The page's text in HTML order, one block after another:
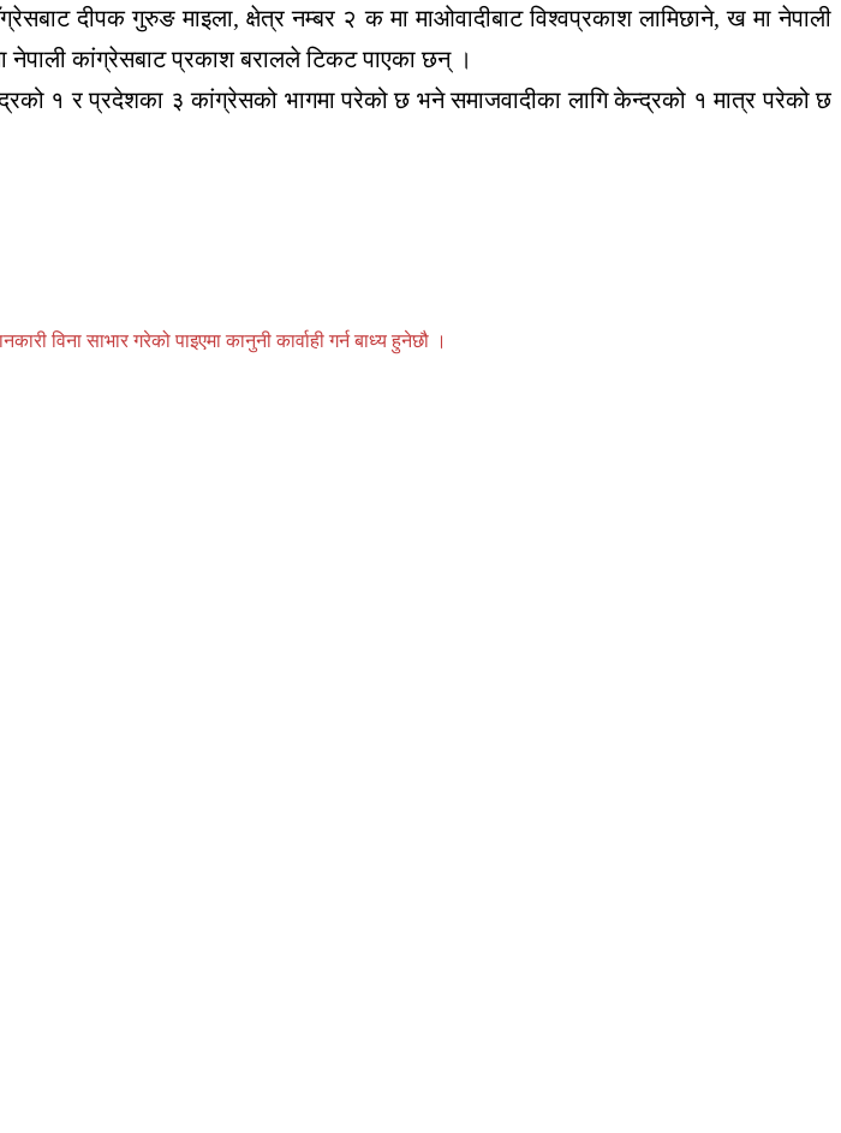
दीपक गुरुङ माइला, क्षेत्र नम्बर २ क मा माओवादीबाट विश्वप्रकाश लामिछाने, ख मा नेपाली
नेपाली कांग्रेसबाट प्रकाश बरालले टिकट पाएका छन् ।
१ र प्रदेशका ३ कांग्रेसको भागमा परेको छ भने समाजवादीका लागि केन्द्रको १ मात्र परेको छ
विना साभार गरेको पाइएमा कानुनी कार्वाही गर्न बाध्य हुनेछौ ।